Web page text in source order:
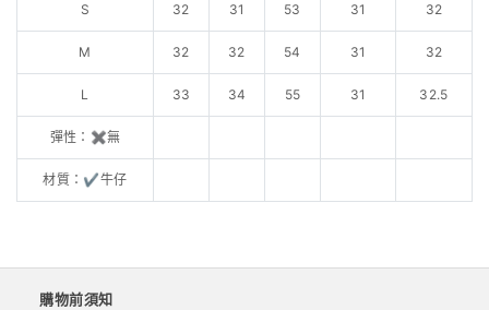
S 32 31 53 31 32
M 32 32 54 31 32
L 33 34 55 31 32.5
彈性：✖️無
材質：✔️牛仔
購物前須知